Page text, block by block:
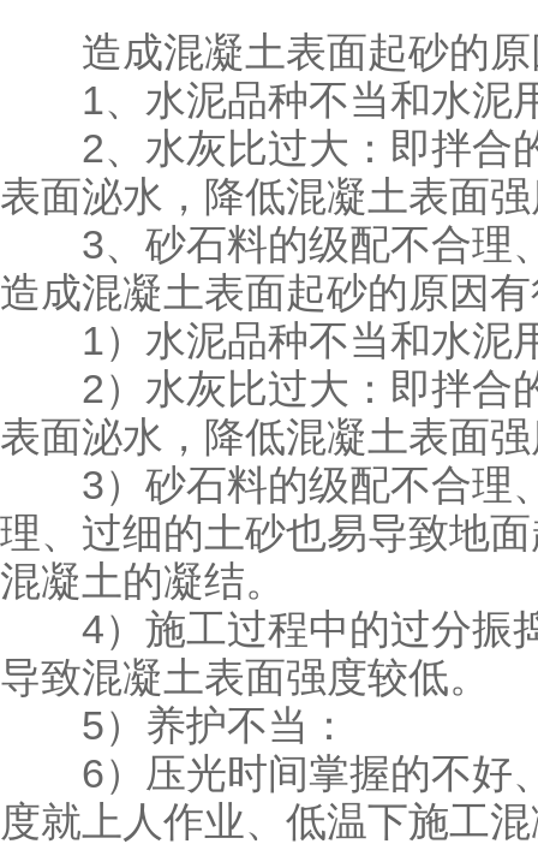
造成混凝土表面起砂的原
1、水泥品种不当和水泥
2、水灰比过大：即拌合
表面泌水，降低混凝土表面
3、砂石料的级配不合理
造成混凝土表面起砂的原因
1）水泥品种不当和水泥
2）水灰比过大：即拌合
表面泌水，降低混凝土表面
3）砂石料的级配不合理
理、过细的土砂也易导致地
混凝土的凝结。
4）施工过程中的过分振
导致混凝土表面强度较低。
5）养护不当：
6）压光时间掌握的不好
度就上人作业、低温下施工